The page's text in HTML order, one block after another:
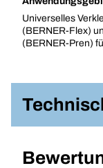
Universelles
(BERNER-Flex)
(BERNER-Pren)